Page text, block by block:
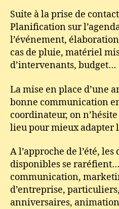
Suite à la prise de
Planification sur
l’événement,
cas de pluie, matériel
d’intervenants, budget…
La mise en place d’une
bonne communication
coordinateur, on
lieu pour mieux adapter
A l’approche de l’été, les
disponibles se raréfient…
communication,
d’entreprise,
anniversaires,